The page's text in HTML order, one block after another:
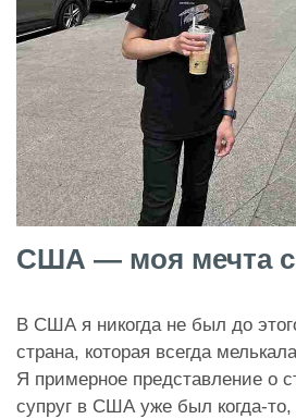
США — моя мечта с
В США я никогда не был до
страна, которая всегда
Я примерное представление о
супруг в США уже был когда-то,